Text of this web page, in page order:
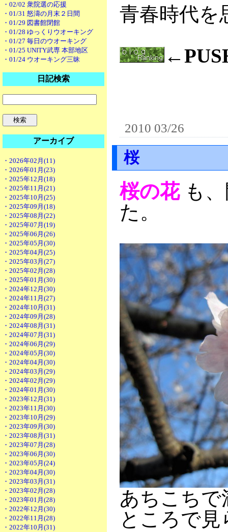
・02/02 衆院選の応援
・01/31 怒濤の月末２日間
・01/29 図書館閉館
・01/28 ゆっくりウオーキング
・01/27 毎日のウオーキング
・01/25 UNITY武専 本部地区
・01/24 ウオーキング三昧
日記検索
アーカイブ
・2026年02月(11)
・2026年01月(23)
・2025年12月(18)
・2025年11月(21)
・2025年10月(25)
・2025年09月(18)
・2025年08月(22)
・2025年07月(19)
・2025年06月(26)
・2025年05月(30)
・2025年04月(25)
・2025年03月(27)
・2025年02月(28)
・2025年01月(30)
・2024年12月(30)
・2024年11月(27)
・2024年10月(31)
・2024年09月(28)
・2024年08月(31)
・2024年07月(31)
・2024年06月(29)
・2024年05月(30)
・2024年04月(30)
・2024年03月(29)
・2024年02月(29)
・2024年01月(30)
・2023年12月(31)
・2023年11月(30)
・2023年10月(29)
・2023年09月(30)
・2023年08月(31)
・2023年07月(28)
・2023年06月(30)
・2023年05月(24)
・2023年04月(30)
・2023年03月(31)
・2023年02月(28)
・2023年01月(28)
・2022年12月(30)
・2022年11月(28)
・2022年10月(31)
青春時代を
2010 03/26
桜
桜の花も、
た。
あちこちで
ところで